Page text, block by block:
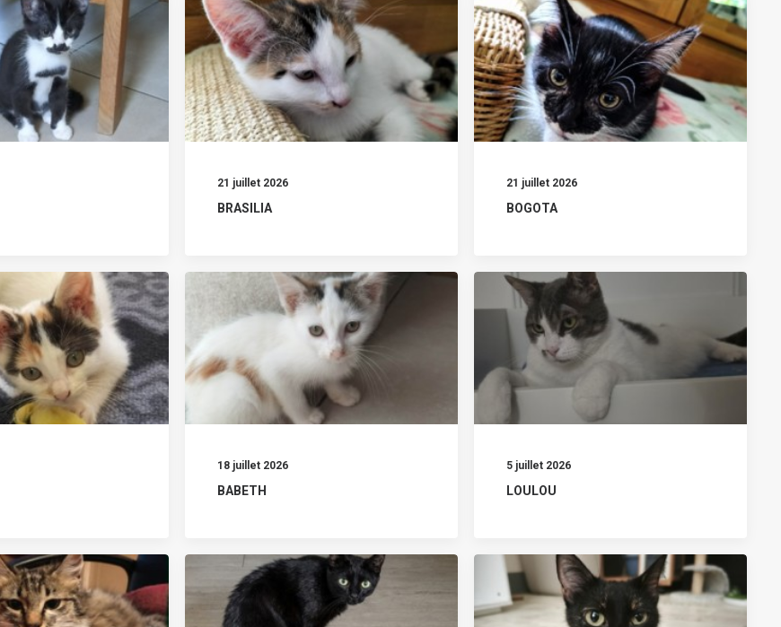
21 juillet 2026
BRASILIA
21 juillet 2026
BOGOTA
18 juillet 2026
BABETH
5 juillet 2026
LOULOU